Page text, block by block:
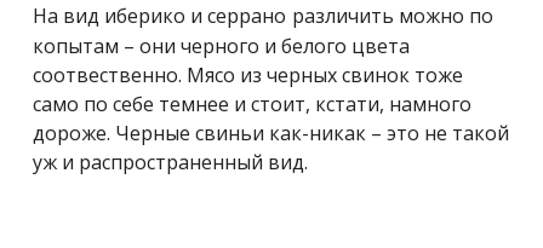
На вид иберико и серрано различить можно по
копытам – они черного и белого цвета
соотвественно. Мясо из черных свинок тоже
само по себе темнее и стоит, кстати, намного
дороже. Черные свиньи как-никак – это не такой
уж и распространенный вид.